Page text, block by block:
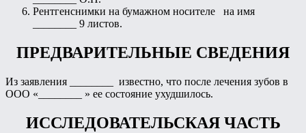
Рентгенснимки на бумажном носителе на имя
________ 9 листов.
ПРЕДВАРИТЕЛЬНЫЕ СВЕДЕНИЯ
Из заявления ________ известно, что после лечения зубов в
ООО «________ » ее состояние ухудшилось.
ИССЛЕДОВАТЕЛЬСКАЯ ЧАСТЬ